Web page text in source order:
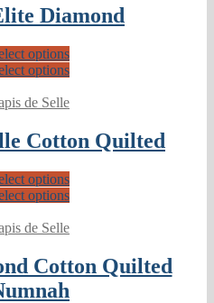
Diamond
options
options
de Selle
Cotton Quilted
options
options
de Selle
Cotton Quilted